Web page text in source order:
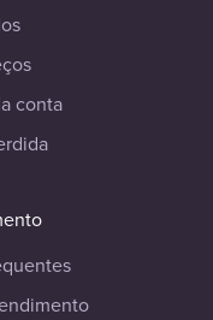
conta